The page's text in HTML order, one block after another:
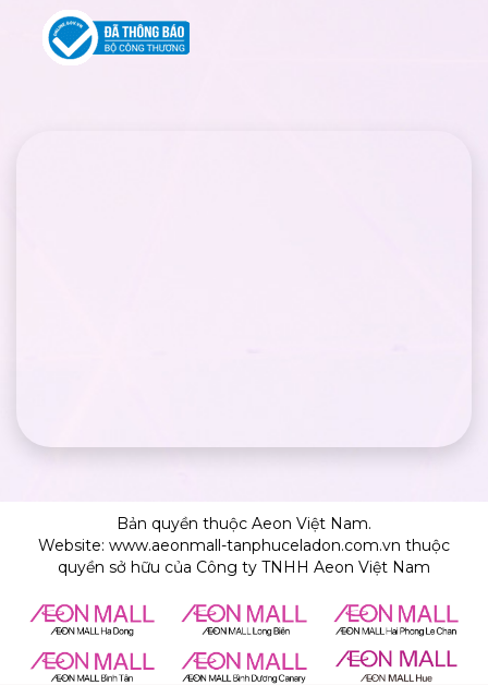
Bản quyền thuộc Aeon Việt Nam.
Website: www.aeonmall-tanphuceladon.com.vn thuộc
quyền sở hữu của Công ty TNHH Aeon Việt Nam